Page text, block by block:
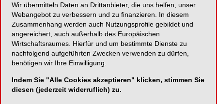
NANO-HYBRID COMPOSITE
Dammstraße 68
Wir übermitteln Daten an Drittanbieter, die uns helfen, unser
Webangebot zu verbessern und zu finanzieren. In diesem
Zusammenhang werden auch Nutzungsprofile gebildet und
angereichert, auch außerhalb des Europäischen
Wirtschaftsraumes. Hierfür und um bestimmte Dienste zu
nachfolgend aufgeführten Zwecken verwenden zu dürfen,
benötigen wir Ihre Einwilligung.
Indem Sie "Alle Cookies akzeptieren" klicken, stimmen Sie
diesen (jederzeit widerruflich) zu.